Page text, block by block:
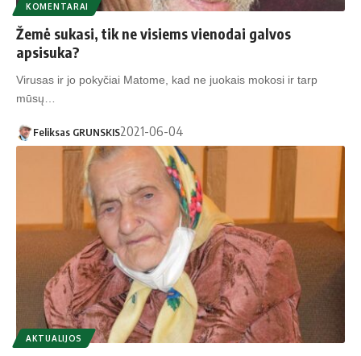
KOMENTARAI
Žemė sukasi, tik ne visiems vienodai galvos
apsisuka?
Virusas ir jo pokyčiai Matome, kad ne juokais mokosi ir tarp
mūsų…
Feliksas GRUNSKIS2021-06-04
AKTUALIJOS